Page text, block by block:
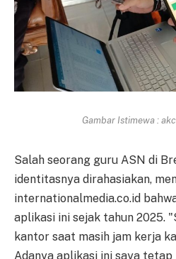
Gambar Istimewa :
Salah seorang guru ASN di
identitasnya dirahasiakan,
internationalmedia.co.id
aplikasi ini sejak tahun 2025.
kantor saat masih jam kerja
Adanya aplikasi ini saya tetap